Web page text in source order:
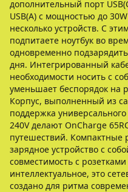
дополнительный порт
USB(A) с мощностью до
несколько устройств. С
подпитаете ноутбук во
одновременно
дня. Интегрированный
необходимости носить с
уменьшает беспорядок на
Корпус, выполненный из
поддержка
240V делают OnCharge
путешествий. Компактные
зарядное устройство с
совместимость с
интеллектуальное, это
создано для ритма